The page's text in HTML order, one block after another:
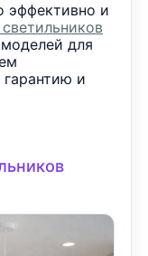
эффективно и
для
и